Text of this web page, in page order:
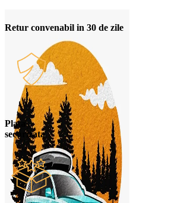
Retur convenabil in 30 de zile
Plata
securizata